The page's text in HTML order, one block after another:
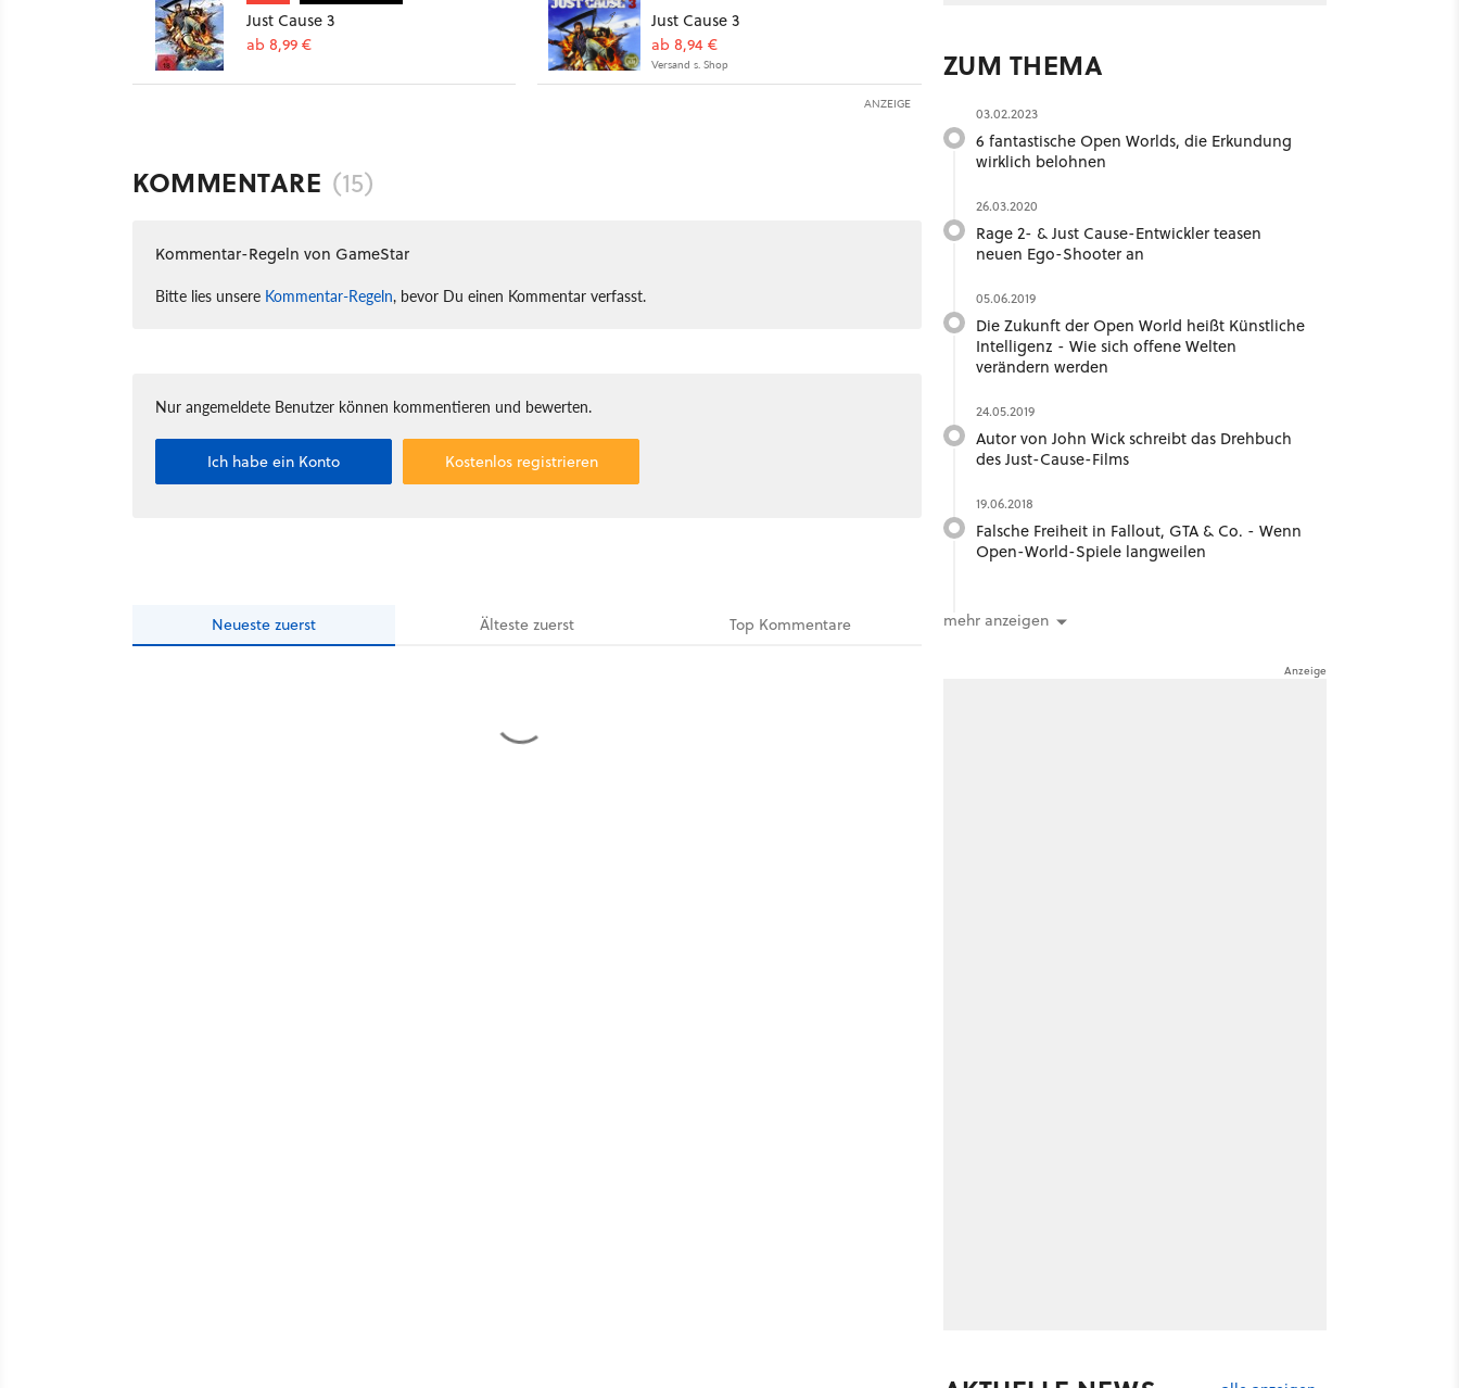
Just Cause 3
ab 8,99 €
Just Cause 3
ab 8,94 €
Versand s. Shop
ANZEIGE
KOMMENTARE (15)
Kommentar-Regeln von GameStar
Bitte lies unsere Kommentar-Regeln, bevor Du einen Kommentar verfasst.
Nur angemeldete Benutzer können kommentieren und bewerten.
Ich habe ein Konto Kostenlos registrieren
Neueste zuerst Ältestezuerst Top Kommentare
ZUM THEMA
03.02.2023
6 fantastische Open Worlds, die Erkundung
wirklich belohnen
26.03.2020
Rage 2- & Just Cause-Entwickler teasen
neuen Ego-Shooter an
05.06.2019
Die Zukunft der Open World heißt Künstliche
Intelligenz - Wie sich offene Welten
verändern werden
24.05.2019
Autor von John Wick schreibt das Drehbuch
des Just-Cause-Films
19.06.2018
Falsche Freiheit in Fallout, GTA & Co. - Wenn
Open-World-Spiele langweilen
mehr anzeigen